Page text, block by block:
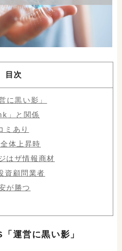
目次
に黒い影」
」と関係
ミあり
体上昇時
はザ情報商材
資顧問業者
が勝つ
運営に黒い影」